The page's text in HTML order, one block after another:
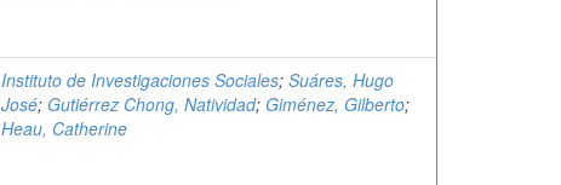
Instituto de Investigaciones Sociales; Suáres, Hugo
José; Gutiérrez Chong, Natividad; Giménez, Gilberto;
Heau, Catherine